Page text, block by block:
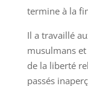
termine à la
Il a travaillé
musulmans
de la liberté
passés